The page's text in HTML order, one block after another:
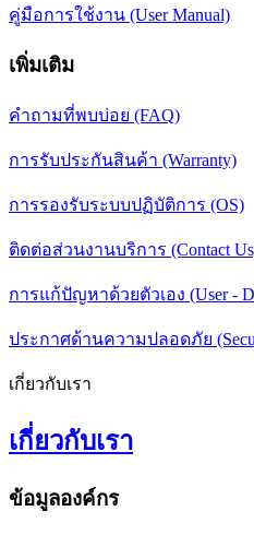
คู่มือการใช้งาน (User Manual)
เพิ่มเติม
คำถามที่พบบ่อย (FAQ)
การรับประกันสินค้า (Warranty)
การรองรับระบบปฏิบัติการ (OS)
ติดต่อส่วนงานบริการ (Contact
การแก้ปัญหาด้วยตัวเอง (User -
ประกาศด้านความปลอดภัย
เกี่ยวกับเรา
เกี่ยวกับเรา
ข้อมูลองค์กร